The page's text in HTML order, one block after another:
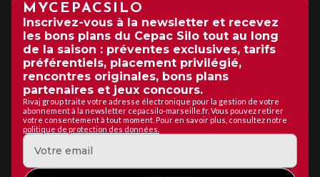
MYCEPACSILO
Inscrivez-vous à la newsletter et recevez
les bons plans du Cepac Silo tout au long
de la saison : préventes exclusives, tarifs
préférentiels, placement privilégié,
rencontres originales, bons plans
partenaires et jeux concours.
Rivaj group traite votre adresse électronique pour la gestion de votre
abonnement à la newsletter cepacsilo-marseille.fr. Vous pouvez retirer
votre consentement à tout moment. Pour en savoir plus, consultez notre
politique de protection des données.